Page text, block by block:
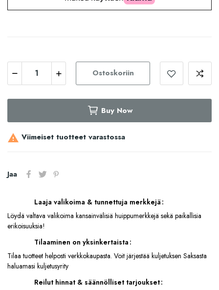
Ostoskoriin
Buy Now
 Viimeiset tuotteet varastossa
Jaa
Laaja valikoima & tunnettuja merkkejä
Löydä valtava valikoima kansainvälisiä huippumerkkejä sekä paikallisia
erikoisuuksia!
Tilaaminen on yksinkertaista
Tilaa tuotteet helposti verkkokaupasta. Voit järjestää kuljetuksen Saksasta
haluamasi kuljetusyrity
Reilut hinnat & säännölliset tarjoukset